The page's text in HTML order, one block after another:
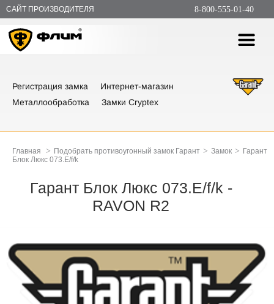
САЙТ ПРОИЗВОДИТЕЛЯ 8-800-555-01-40
Регистрация замка
Интернет-магазин
Металлообработка
Замки Cryptex
Главная > Подобрать противоугонный замок Гарант > Замок > Гарант
Блок Люкс 073.E/f/k
Гарант Блок Люкс 073.E/f/k -
RAVON R2